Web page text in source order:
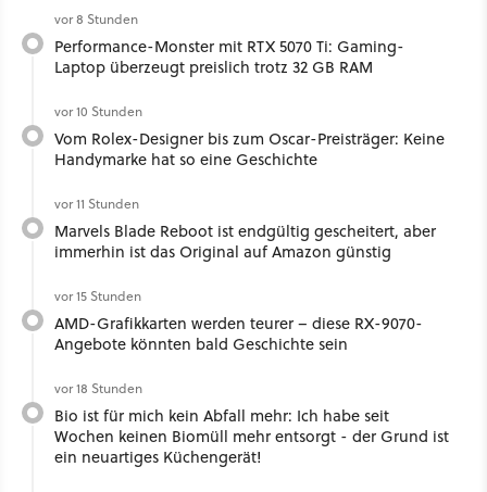
vor 8 Stunden
Performance-Monster mit RTX 5070 Ti: Gaming-
Laptop überzeugt preislich trotz 32 GB RAM
vor 10 Stunden
Vom Rolex-Designer bis zum Oscar-Preisträger: Keine
Handymarke hat so eine Geschichte
vor 11 Stunden
Marvels Blade Reboot ist endgültig gescheitert, aber
immerhin ist das Original auf Amazon günstig
vor 15 Stunden
AMD-Grafikkarten werden teurer – diese RX-9070-
Angebote könnten bald Geschichte sein
vor 18 Stunden
Bio ist für mich kein Abfall mehr: Ich habe seit
Wochen keinen Biomüll mehr entsorgt - der Grund ist
ein neuartiges Küchengerät!